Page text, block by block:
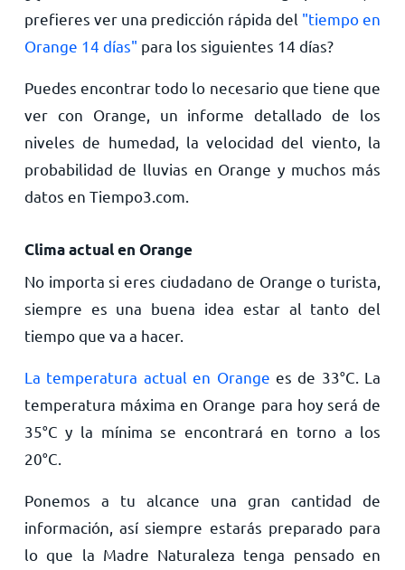
prefieres ver una predicción rápida del "tiempo en
Orange 14 días" para los siguientes 14 días?
Puedes encontrar todo lo necesario que tiene que
ver con Orange, un informe detallado de los
niveles de humedad, la velocidad del viento, la
probabilidad de lluvias en Orange y muchos más
datos en Tiempo3.com.
Clima actual en Orange
No importa si eres ciudadano de Orange o turista,
siempre es una buena idea estar al tanto del
tiempo que va a hacer.
La temperatura actual en Orange es de 33°C . La
temperatura máxima en Orange para hoy será de
35°C y la mínima se encontrará en torno a los
20°C
Ponemos a tu alcance una gran cantidad de
información, así siempre estarás preparado para
lo que la Madre Naturaleza tenga pensado en